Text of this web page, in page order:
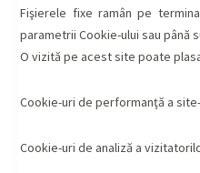
Fişierele fixe ramân pe
parametrii Cookie-ului sau până
O vizită pe acest site poate
Cookie-uri de performanţă a
Cookie-uri de analiză a